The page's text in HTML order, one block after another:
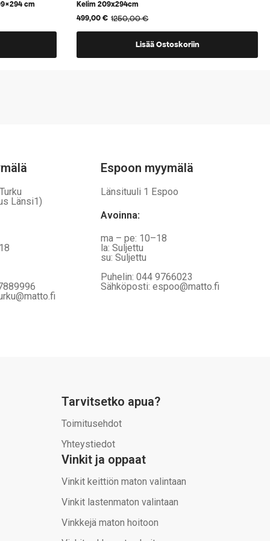
cm Kelim 209x294cm
1250,00€
Alkuperäinen
hinta
499,00€
Nykyinen
hinta
Lisää Ostoskoriin
Länsi1)
Espoon myymälä
Länsituuli 1 Espoo
Avoinna:
ma – pe: 10–18
la: Suljettu
su: Suljettu
Puhelin: 044 9766023
Sähköposti: espoo@matto.fi
Tarvitsetko apua?
Toimitusehdot
Yhteystiedot
Vinkit ja oppaat
Vinkit keittiön maton valintaan
Vinkit lastenmaton valintaan
Vinkkejä maton hoitoon